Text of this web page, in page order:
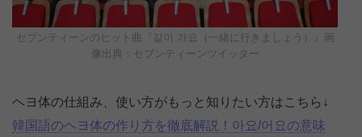
セブンティーンのヒット曲『같이 가요（一緒に行きましょう）』画
像出典：セブンティーンツイッター
ヘヨ体の仕組み、使い方がもっと知りたい方はこちら↓
韓国語のヘヨ体の作り方を徹底解説！아요/어요の意味